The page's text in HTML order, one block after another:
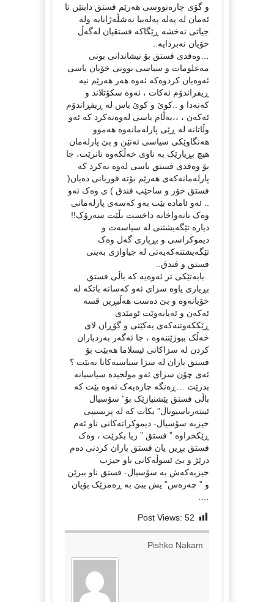
و گۆی چارەنووسی هەرێم فستق دابنێن تا
ئەمان لە پەلە پەلەییا نەشڵەژانایە ولە
جیاتی نەخشە ڕێگاکە فستقیان لەگەڵ
خۆیان نەبردایە..
…وەفدی فستق بۆ نیشاندانی بونی
مەعلومات و سیاسی بوونی خۆیان باسی
ئەوەیان کردوەکە ئەوە هەر هەرێم نیە
ڕیفراندۆم ئەکات ، ئەوە سکۆتلاند و
کەنەدا و ..کوێ و کوێ باس لە ڕیفڕاندۆم
ئەکەن ، ،،بەڵام باسی لەوەنەکرد کە ئەو
وڵاتانە لە ڕێی پارلەمانەوە هەموو
هەنگاوێکی سیاسی ئەنێن و بێ پارلەمان
هیچ بڕیارێک بە ناوی خەڵکەوە نانرێت، جا
بۆ وەفدی فستق باسی لەوە نەکرد کە
پارلەمانەکەی هەرێم بۆتە قوربانی دەیان(
فستق خۆر و ساحێب فندق ) ی وەک ئەو
.. ئەو ئامادە بێت بەو کەسەی پارلەمانی
وەک نانەواخانە داخست بڵێت سەرۆک!!
دیارە تێگەیشتنی لە سیاسەت و
دیموکراسی و بڕیاری گەل وەک
تێگەیشتنەکەیەتی لە جیاوازی بەینی
فستق و فندق..
..بابەتێکی تر ئەوەیە کە باڵی فستق
بڕیاری یاوە سزای ئەو کەسانە باتکە لە
خۆیانەوە و بێ دەست هەڵبڕین قسە
ئەکەن و ئەیانەوێت ئومێدی
ڕێککەوتنەکەی یەکێتی و گۆڕان لای
خەڵک ببوژێننەوە ، جا ئەگەر بەردباران
کردن لە سزاکانی ئیسلاما هەبێت بۆ
فستق باران لە سزا سیاسیەکانا نەبێت ؟
ئەی چۆن سزای ئەو مولحیدە سیاسیانە
بدرێت …ڕەنگە چارەیەک ئەوە بێت کە
باڵی فستق پێشنیازێک بۆ” سۆسیال
ئینتەرناسیونال” بکات کە لە پرنسیپی
حیزبە سۆسیال- دیموکراتەکانی ناو ئەم
ڕێکخراوە ” فستق ” زیا بکرێت ، وەک
فستق بڕین یان فستق باران کردنی دەم
درێژ و بێ ئسوڵەکانی ناو حیزب
حیزبەکەش بە سۆسیال- فستق ناو ببرێن
و ” چەرەس” یش ببێ بە ڕەمزێک بۆیان
Post Views: 52
Pishko Nakam